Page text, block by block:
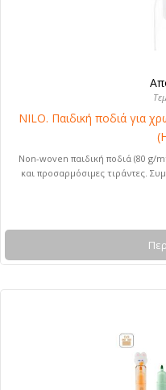
NILO. Παιδική ποδιά για
Non-woven παιδική ποδιά (80 g/
και προσαρμόσιμες τιράντες.